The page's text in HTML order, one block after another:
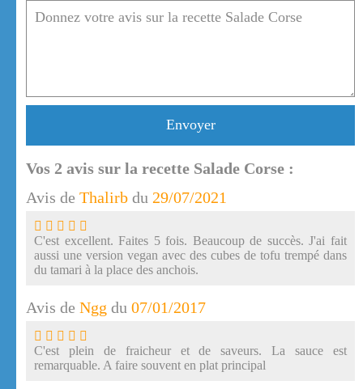
Envoyer
Vos 2 avis sur la recette Salade Corse :
Avis de Thalirb du 29/07/2021
C'est excellent. Faites 5 fois. Beaucoup de succès. J'ai fait
aussi une version vegan avec des cubes de tofu trempé dans
du tamari à la place des anchois.
Avis de Ngg du 07/01/2017
C'est plein de fraicheur et de saveurs. La sauce est
remarquable. A faire souvent en plat principal